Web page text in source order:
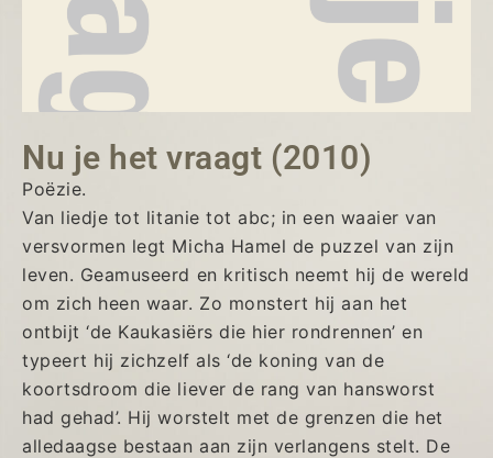
Nu je het vraagt (2010)
Poëzie.
Van liedje tot litanie tot abc; in een waaier van
versvormen legt Micha Hamel de puzzel van zijn
leven. Geamuseerd en kritisch neemt hij de wereld
om zich heen waar. Zo monstert hij aan het
ontbijt ‘de Kaukasiërs die hier rondrennen’ en
typeert hij zichzelf als ‘de koning van de
koortsdroom die liever de rang van hansworst
had gehad’. Hij worstelt met de grenzen die het
alledaagse bestaan aan zijn verlangens stelt. De